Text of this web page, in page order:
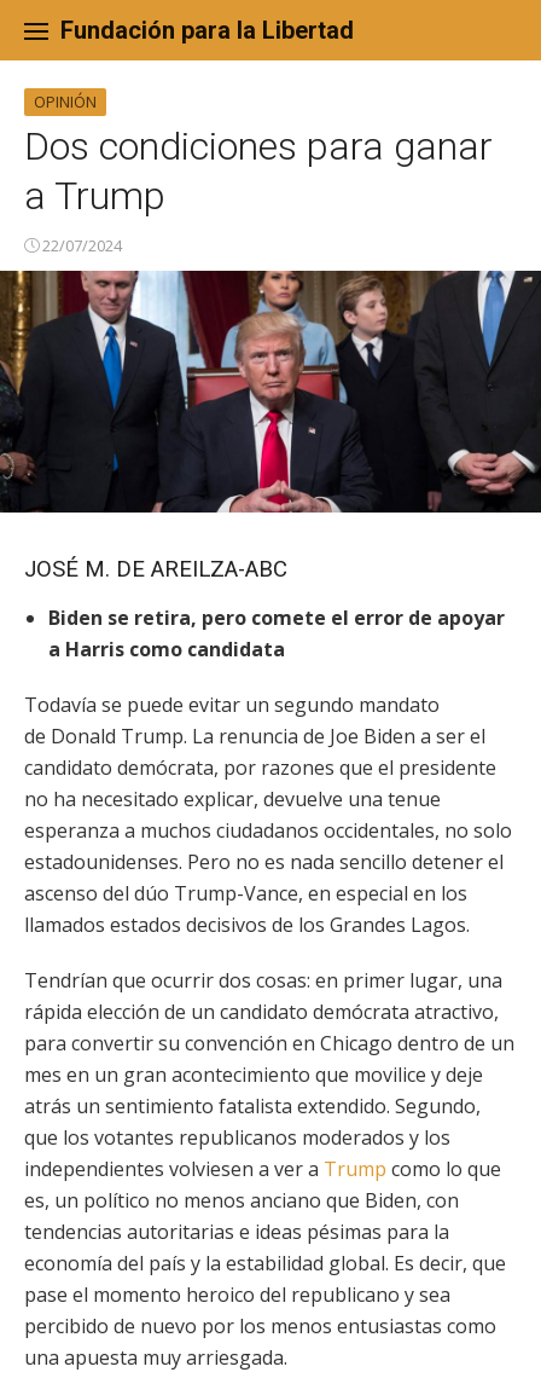
content
Fundación para la Libertad
OPINIÓN
Dos condiciones para ganar
a Trump
22/07/2024
JOSÉ M. DE AREILZA-ABC
Biden se retira, pero comete el error de apoyar
a Harris como candidata
Todavía se puede evitar un segundo mandato
de Donald Trump. La renuncia de Joe Biden a ser el
candidato demócrata, por razones que el presidente
no ha necesitado explicar, devuelve una tenue
esperanza a muchos ciudadanos occidentales, no solo
estadounidenses. Pero no es nada sencillo detener el
ascenso del dúo Trump-Vance, en especial en los
llamados estados decisivos de los Grandes Lagos.
Tendrían que ocurrir dos cosas: en primer lugar, una
rápida elección de un candidato demócrata atractivo,
para convertir su convención en Chicago dentro de un
mes en un gran acontecimiento que movilice y deje
atrás un sentimiento fatalista extendido. Segundo,
que los votantes republicanos moderados y los
independientes volviesen a ver a Trump como lo que
es, un político no menos anciano que Biden, con
tendencias autoritarias e ideas pésimas para la
economía del país y la estabilidad global. Es decir, que
pase el momento heroico del republicano y sea
percibido de nuevo por los menos entusiastas como
una apuesta muy arriesgada.